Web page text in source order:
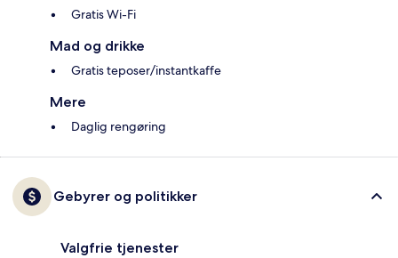
Gratis Wi-Fi
Mad og drikke
Gratis teposer/instantkaffe
Mere
Daglig rengøring
Gebyrer og politikker
Valgfrie tjenester